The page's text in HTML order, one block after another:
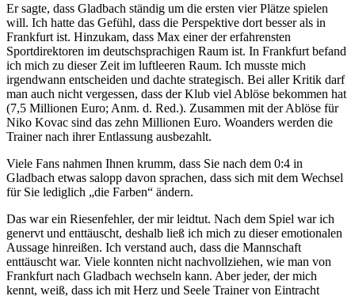
Er sagte, dass Gladbach ständig um die ersten vier Plätze spielen
will. Ich hatte das Gefühl, dass die Perspektive dort besser als in
Frankfurt ist. Hinzukam, dass Max einer der erfahrensten
Sportdirektoren im deutschsprachigen Raum ist. In Frankfurt befand
ich mich zu dieser Zeit im luftleeren Raum. Ich musste mich
irgendwann entscheiden und dachte strategisch. Bei aller Kritik darf
man auch nicht vergessen, dass der Klub viel Ablöse bekommen hat
(7,5 Millionen Euro; Anm. d. Red.). Zusammen mit der Ablöse für
Niko Kovac sind das zehn Millionen Euro. Woanders werden die
Trainer nach ihrer Entlassung ausbezahlt.
Viele Fans nahmen Ihnen krumm, dass Sie nach dem 0:4 in
Gladbach etwas salopp davon sprachen, dass sich mit dem Wechsel
für Sie lediglich „die Farben“ ändern.
Das war ein Riesenfehler, der mir leidtut. Nach dem Spiel war ich
genervt und enttäuscht, deshalb ließ ich mich zu dieser emotionalen
Aussage hinreißen. Ich verstand auch, dass die Mannschaft
enttäuscht war. Viele konnten nicht nachvollziehen, wie man von
Frankfurt nach Gladbach wechseln kann. Aber jeder, der mich
kennt, weiß, dass ich mit Herz und Seele Trainer von Eintracht